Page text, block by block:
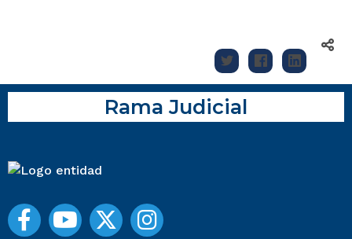
Rama Judicial